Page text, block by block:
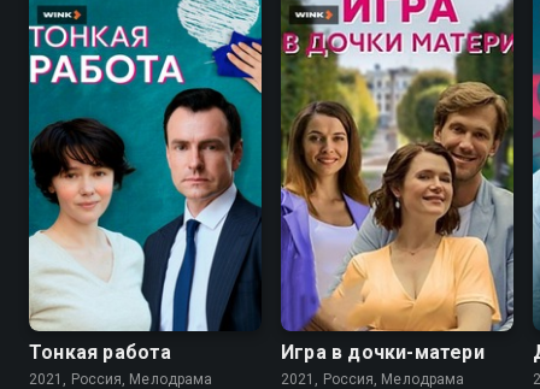
7.2
Тонкая работа
2021, Россия, Мелодрама
7.2
Игра в дочки-матери
2021, Россия, Мелодрама